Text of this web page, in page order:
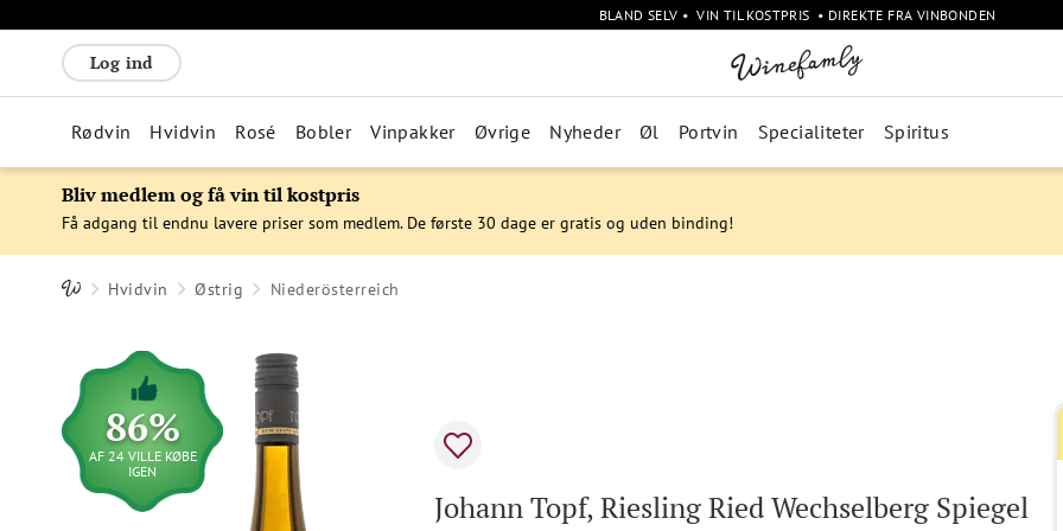
BLAND SELV • VIN TIL KOSTPRIS • DIREKTE FRA VINBONDEN
Log ind
Rødvin Hvidvin Rosé Bobler Vinpakker Øvrige Nyheder Øl Portvin Specialiteter Spiritus
Bliv medlem og få vin til kostpris
Få adgang til endnu lavere priser som medlem. De første 30 dage er gratis og uden binding!
Hvidvin Østrig Niederösterreich
Johann Topf, Riesling Ried Wechselberg Spiegel
86%
AF 24 VILLE KØBE
IGEN